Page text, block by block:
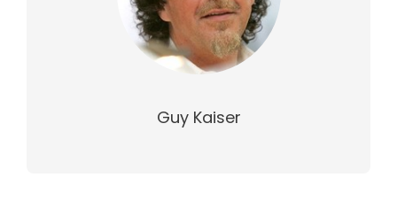
Guy Kaiser